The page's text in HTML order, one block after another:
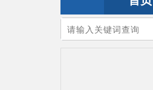
您的当前位置：首页>地震频道